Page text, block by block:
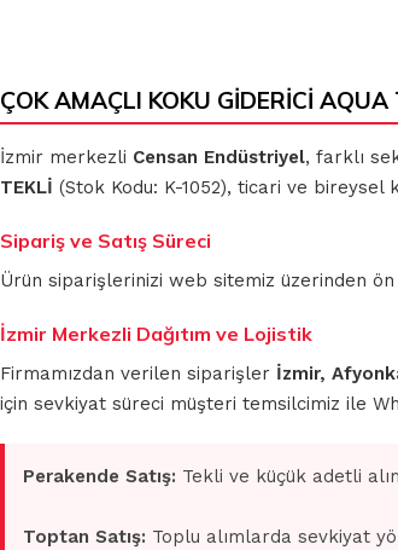
TEMİZLİK BEZLERİ
TEMİZLİK BEZLERİ
MİKROFİBER OTO
GRUBU
ÇOK AMAÇLI KOKU GİDERİCİ
İzmir merkezli Censan Endüstriyel, farklı
TEKLİ (Stok Kodu: K-1052), ticari ve bireysel
Sipariş ve Satış Süreci
Ürün siparişlerinizi web sitemiz üzerinden
İzmir Merkezli Dağıtım ve Lojistik
Firmamızdan verilen siparişler İzmir,
için sevkiyat süreci müşteri temsilcimiz ile
Perakende Satış: Tekli ve küçük adetli
Toptan Satış: Toplu alımlarda sevkiyat